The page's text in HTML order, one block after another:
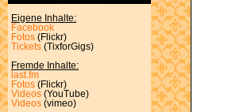
Eigene Inhalte:
Facebook
Fotos (Flickr)
Tickets (TixforGigs)
Fremde Inhalte:
last.fm
Fotos (Flickr)
Videos (YouTube)
Videos (vimeo)